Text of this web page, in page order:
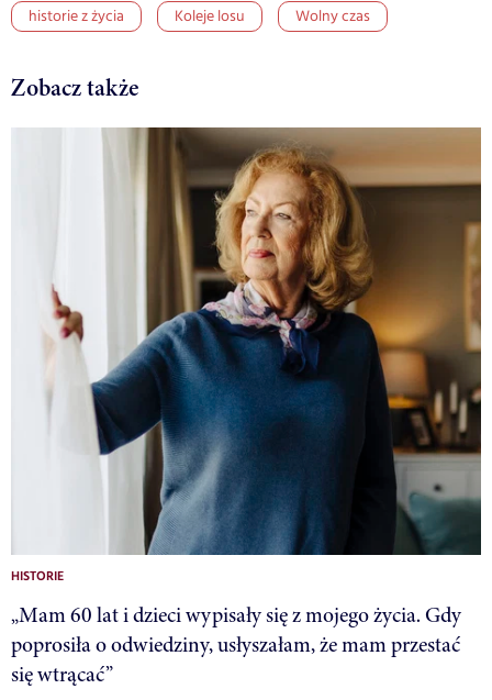
historie z życia Koleje losu Wolny czas
Zobacz także
HISTORIE
„Mam 60 lat i dzieci wypisały się z mojego życia. Gdy
poprosiła o odwiedziny, usłyszałam, że mam przestać
się wtrącać”